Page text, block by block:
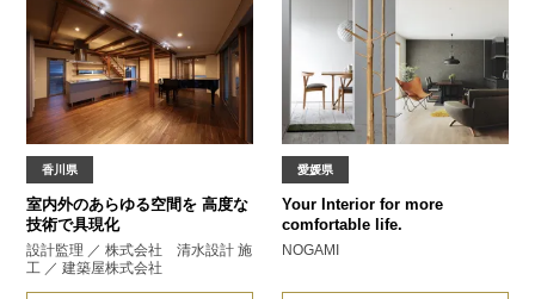
香川県
室内外のあらゆる空間を高度な
技術で具現化
設計監理 ／ 株式会社 清水設計 施
工 ／ 建築屋株式会社
愛媛県
Your Interior for more
comfortable life.
NOGAMI